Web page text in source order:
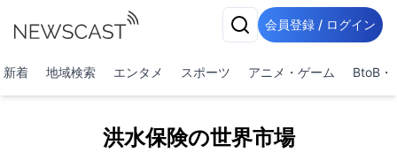
会員登録 / ログイン
新着 地域検索 エンタメ スポーツ アニメ・ゲーム BtoB・
洪水保険の世界市場